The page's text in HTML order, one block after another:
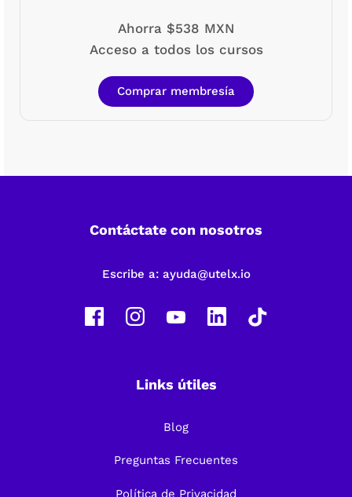
Ahorra $538 MXN
Acceso a todos los cursos
Comprar membresía
Contáctate con nosotros
Escribe a: ayuda@utelx.io
Links útiles
Blog
Preguntas Frecuentes
Política de Privacidad